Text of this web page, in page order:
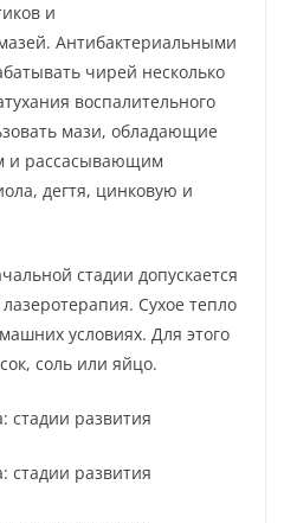
и
Антибактериальными
чирей несколько
воспалительного
мази, обладающие
и рассасывающим
дегтя, цинковую и
стадии допускается
Сухое тепло
условиях. Для этого
соль или яйцо.